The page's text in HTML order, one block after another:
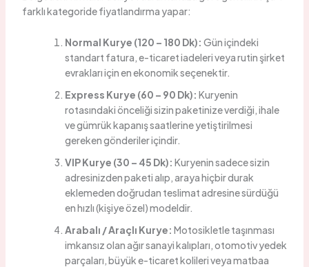
farklı kategoride fiyatlandırma yapar:
Normal Kurye (120 – 180 Dk): Gün içindeki
standart fatura, e-ticaret iadeleri veya rutin şirket
evrakları için en ekonomik seçenektir.
Express Kurye (60 – 90 Dk): Kuryenin
rotasındaki önceliği sizin paketinize verdiği, ihale
ve gümrük kapanış saatlerine yetiştirilmesi
gereken gönderiler içindir.
VIP Kurye (30 – 45 Dk): Kuryenin sadece sizin
adresinizden paketi alıp, araya hiçbir durak
eklemeden doğrudan teslimat adresine sürdüğü
en hızlı (kişiye özel) modeldir.
Arabalı / Araçlı Kurye: Motosikletle taşınması
imkansız olan ağır sanayi kalıpları, otomotiv yedek
parçaları, büyük e-ticaret kolileri veya matbaa